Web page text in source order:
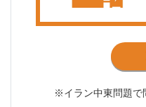
※イラン中東問題で